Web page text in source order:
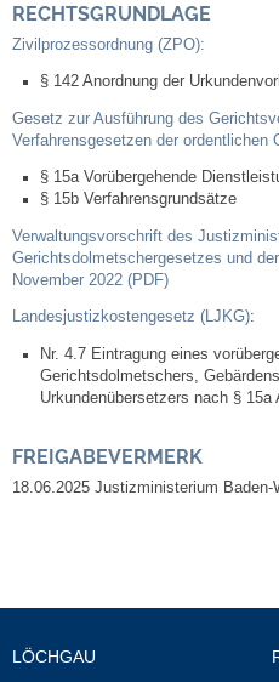
Kommunale Wärmeplanung
Notruf
Betreuung & Bildung
Schulen
Kindergärten
Kirchen & Religionen
Evangelische Kirchengemeinde
RECHTSGRUNDLAGE
Zivilprozessordnung (ZPO):
§ 142 Anordnung der
Gesetz zur Ausführung des
Verfahrensgesetzen der ordentlichen
§ 15a Vorübergehende
§ 15b Verfahrensgrundsätze
Verwaltungsvorschrift des
Gerichtsdolmetschergesetzes und
November 2022 (PDF)
Landesjustizkostengesetz (LJKG):
Nr. 4.7 Eintragung eines
Gerichtsdolmetschers,
Urkundenübersetzers nach § 15a
FREIGABEVERMERK
18.06.2025 Justizministerium Baden-
LÖCHGAU